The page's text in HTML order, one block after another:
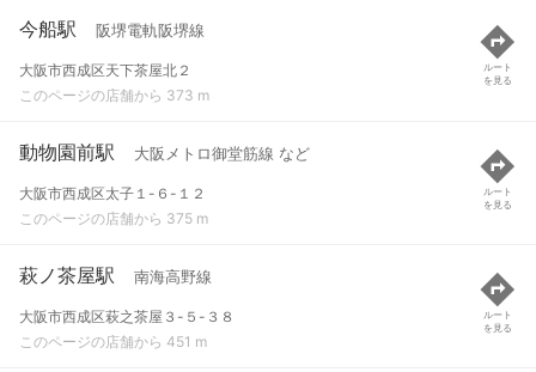
今船駅 阪堺電軌阪堺線
大阪市西成区天下茶屋北２
このページの店舗から 373 m
ルート
を見る
動物園前駅 大阪メトロ御堂筋線 など
大阪市西成区太子１-６-１２
このページの店舗から 375 m
ルート
を見る
萩ノ茶屋駅 南海高野線
大阪市西成区萩之茶屋３-５-３８
このページの店舗から 451 m
ルート
を見る